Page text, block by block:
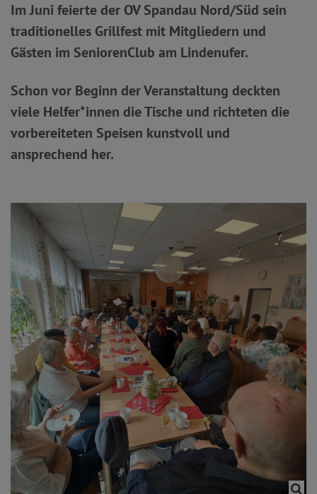
Im Juni feierte der OV Spandau Nord/Süd sein
traditionelles Grillfest mit Mitgliedern und
Gästen im SeniorenClub am Lindenufer.
Schon vor Beginn der Veranstaltung deckten
viele Helfer*innen die Tische und richteten die
vorbereiteten Speisen kunstvoll und
ansprechend her.